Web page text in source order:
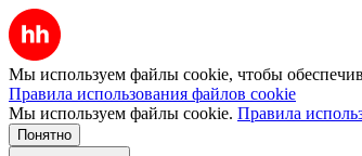
Мы используем файлы cookie, чтобы
Правила использования файлов cookie
Мы используем файлы cookie. Правила
Понятно